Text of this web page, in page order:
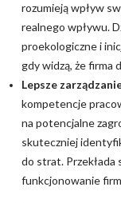
rozumieją wpływ
realnego wpływu.
proekologiczne i
gdy widzą, że firma
Lepsze
kompetencje
na potencjalne
skuteczniej
do strat. Przekłada
funkcjonowanie